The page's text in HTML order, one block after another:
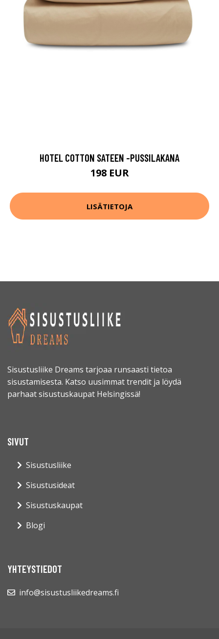
HOTEL COTTON SATEEN -PUSSILAKANA
198 EUR
LISÄTIETOJA
Sisustusliike Dreams tarjoaa runsaasti tietoa
sisustamisesta. Katso uusimmat trendit ja löydä
parhaat sisustuskaupat Helsingissä!
SIVUT
Sisustusliike
Sisustusideat
Sisustuskaupat
Blogi
YHTEYSTIEDOT
info@sisustusliikedreams.fi